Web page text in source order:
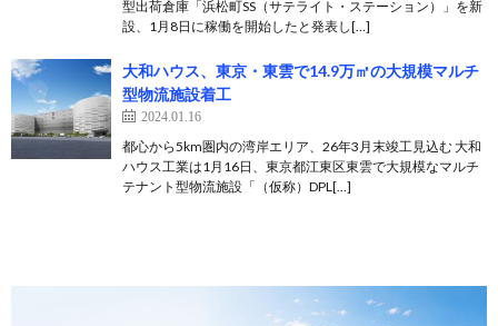
型出荷倉庫「浜松町SS（サテライト・ステーション）」を新
設、1月8日に稼働を開始したと発表し[…]
大和ハウス、東京・東雲で14.9万㎡の大規模マルチ
型物流施設着工
2024.01.16
都心から5km圏内の湾岸エリア、26年3月末竣工見込む 大和
ハウス工業は1月16日、東京都江東区東雲で大規模なマルチ
テナント型物流施設「（仮称）DPL[…]